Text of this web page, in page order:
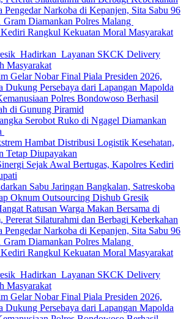
Pengedar Narkoba di Kepanjen, Sita Sabu 96
Gram Diamankan Polres Malang
Rangkul Kekuatan Moral Masyarakat
Hadirkan Layanan SKCK Delivery
Masyarakat
Gelar Nobar Final Piala Presiden 2026,
Dukung Persebaya dari Lapangan Mapolda
Polres Bondowoso Berhasil
di Gunung Piramid
Serobot Ruko di Ngagel Diamankan
Hambat Distribusi Logistik Kesehatan,
Tetap Diupayakan
Sejak Awal Bertugas, Kapolres Kediri
Sabu Jaringan Bangkalan, Satreskoba
Oknum Outsourcing Dishub Gresik
Ratusan Warga Makan Bersama di
Pererat Silaturahmi dan Berbagi Keberkahan
Pengedar Narkoba di Kepanjen, Sita Sabu 96
Gram Diamankan Polres Malang
Rangkul Kekuatan Moral Masyarakat
Hadirkan Layanan SKCK Delivery
Masyarakat
Gelar Nobar Final Piala Presiden 2026,
Dukung Persebaya dari Lapangan Mapolda